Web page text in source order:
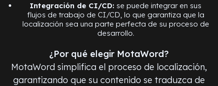
Integración de CI/CD: se puede integrar en sus
flujos de trabajo de CI/CD, lo que garantiza que la
localización sea una parte perfecta de su proceso de
desarrollo.
¿Por qué elegir MotaWord?
MotaWord simplifica el proceso de localización,
garantizando que su contenido se traduzca de